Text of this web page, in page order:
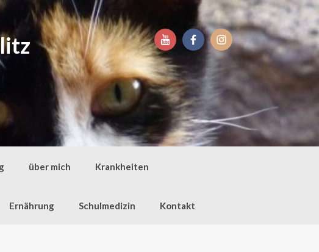
über mich Krankheiten
Ernährung Schulmedizin Kontakt